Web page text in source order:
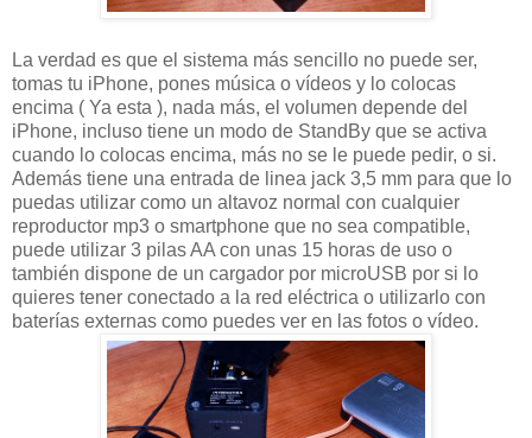
La verdad es que el sistema más sencillo no puede ser,
tomas tu iPhone, pones música o vídeos y lo colocas
encima ( Ya esta ), nada más, el volumen depende del
iPhone, incluso tiene un modo de StandBy que se activa
cuando lo colocas encima, más no se le puede pedir, o si.
Además tiene una entrada de linea jack 3,5 mm para que lo
puedas utilizar como un altavoz normal con cualquier
reproductor mp3 o smartphone que no sea compatible,
puede utilizar 3 pilas AA con unas 15 horas de uso o
también dispone de un cargador por microUSB por si lo
quieres tener conectado a la red eléctrica o utilizarlo con
baterías externas como puedes ver en las fotos o vídeo.